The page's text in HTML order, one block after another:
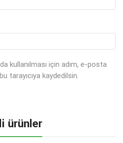
kullanılması için adım, e-posta
tarayıcıya kaydedilsin.
ürünler